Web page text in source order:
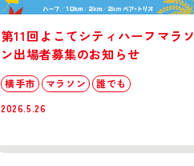
第11回よこてシティハーフマラソ
ン出場者募集のお知らせ
横手市 マラソン
誰でも
2026.5.26